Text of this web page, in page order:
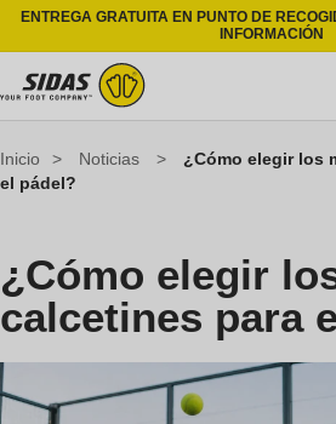
Ir directamente al contenido
ENTREGA GRATUITA EN PUNTO DE
INFORMACIÓN
Inicio > Noticias >
¿Cómo elegir los
el pádel?
¿Cómo elegir
calcetines para